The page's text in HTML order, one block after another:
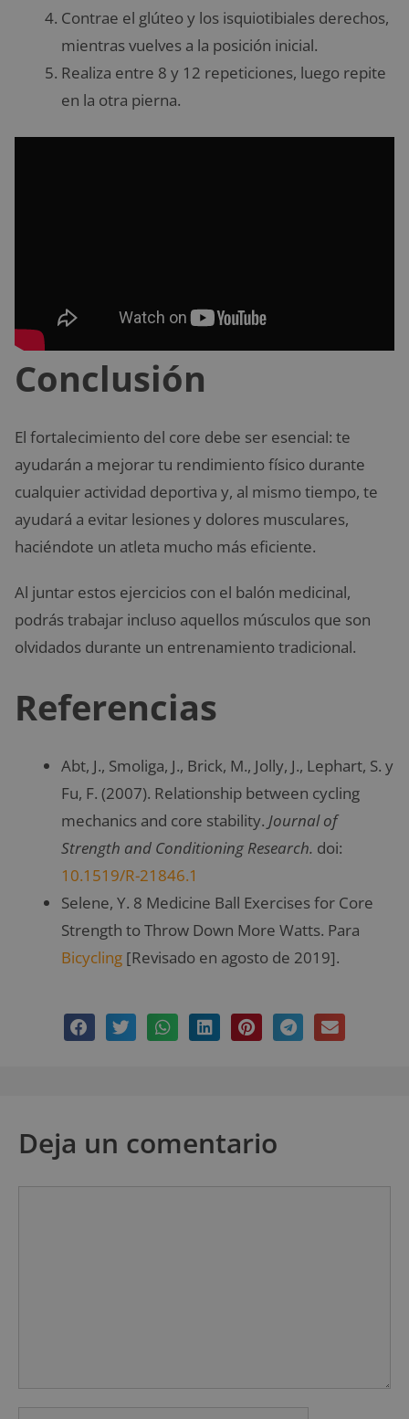
Contrae el glúteo y los isquiotibiales derechos,
mientras vuelves a la posición inicial.
Realiza entre 8 y 12 repeticiones, luego repite
en la otra pierna.
Conclusión
El fortalecimiento del core debe ser esencial: te
ayudarán a mejorar tu rendimiento físico durante
cualquier actividad deportiva y, al mismo tiempo, te
ayudará a evitar lesiones y dolores musculares,
haciéndote un atleta mucho más eficiente.
Al juntar estos ejercicios con el balón medicinal,
podrás trabajar incluso aquellos músculos que son
olvidados durante un entrenamiento tradicional.
Referencias
Abt, J., Smoliga, J., Brick, M., Jolly, J., Lephart, S. y
Fu, F. (2007). Relationship between cycling
mechanics and core stability. Journal of
Strength and Conditioning Research. doi:
10.1519/R-21846.1
Selene, Y. 8 Medicine Ball Exercises for Core
Strength to Throw Down More Watts. Para
Bicycling [Revisado en agosto de 2019].
Deja un comentario